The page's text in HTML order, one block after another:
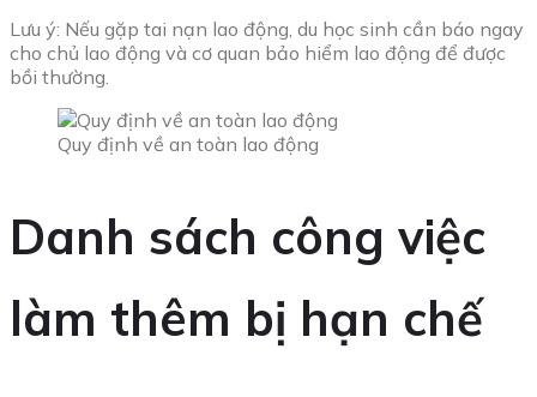
Lưu ý: Nếu gặp tai nạn lao động, du học sinh cần báo ngay
cho chủ lao động và cơ quan bảo hiểm lao động để được
bồi thường.
Quy định về an toàn lao động
Danh sách công việc
làm thêm bị hạn chế